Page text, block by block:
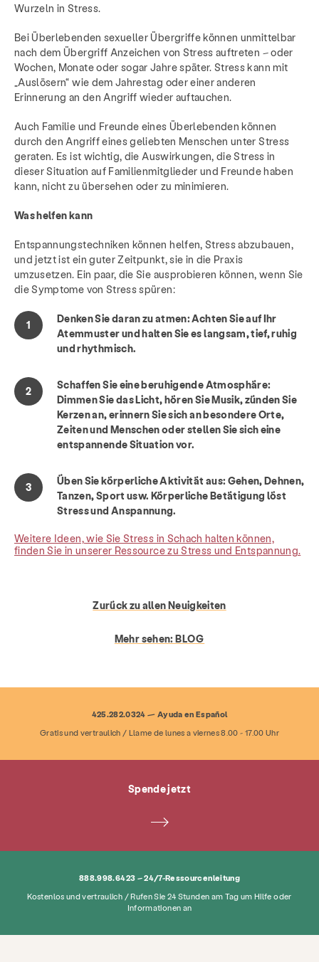
Dienstleistungen Prävention & Bildung
Über Neuigkeiten & Blog Kontakt
Beschäftigung FAQ Spenden
Suche KCSARC
Wurzeln in Stress.
Bei Überlebenden sexueller Übergriffe können unmittelbar
nach dem Übergriff Anzeichen von Stress auftreten – oder
Wochen, Monate oder sogar Jahre später. Stress kann mit
„Auslösern“ wie dem Jahrestag oder einer anderen
Erinnerung an den Angriff wieder auftauchen.
Auch Familie und Freunde eines Überlebenden können
durch den Angriff eines geliebten Menschen unter Stress
geraten. Es ist wichtig, die Auswirkungen, die Stress in
dieser Situation auf Familienmitglieder und Freunde haben
kann, nicht zu übersehen oder zu minimieren.
Was helfen kann
Entspannungstechniken können helfen, Stress abzubauen,
und jetzt ist ein guter Zeitpunkt, sie in die Praxis
umzusetzen. Ein paar, die Sie ausprobieren können, wenn Sie
die Symptome von Stress spüren:
Denken Sie daran zu atmen: Achten Sie auf Ihr
Atemmuster und halten Sie es langsam, tief, ruhig
und rhythmisch.
Schaffen Sie eine beruhigende Atmosphäre:
Dimmen Sie das Licht, hören Sie Musik, zünden Sie
Kerzen an, erinnern Sie sich an besondere Orte,
Zeiten und Menschen oder stellen Sie sich eine
entspannende Situation vor.
Üben Sie körperliche Aktivität aus: Gehen, Dehnen,
Tanzen, Sport usw. Körperliche Betätigung löst
Stress und Anspannung.
Weitere Ideen, wie Sie Stress in Schach halten können,
finden Sie in unserer Ressource zu Stress und Entspannung.
Zurück zu allen Neuigkeiten
Mehr sehen: BLOG
425.282.0324 — Ayuda en Español
Gratis und vertraulich / Llame de lunes a viernes 8.00 - 17.00 Uhr
Spende jetzt
888.998.6423 – 24/7-Ressourcenleitung
Kostenlos und vertraulich / Rufen Sie 24 Stunden am Tag um Hilfe oder
Informationen an